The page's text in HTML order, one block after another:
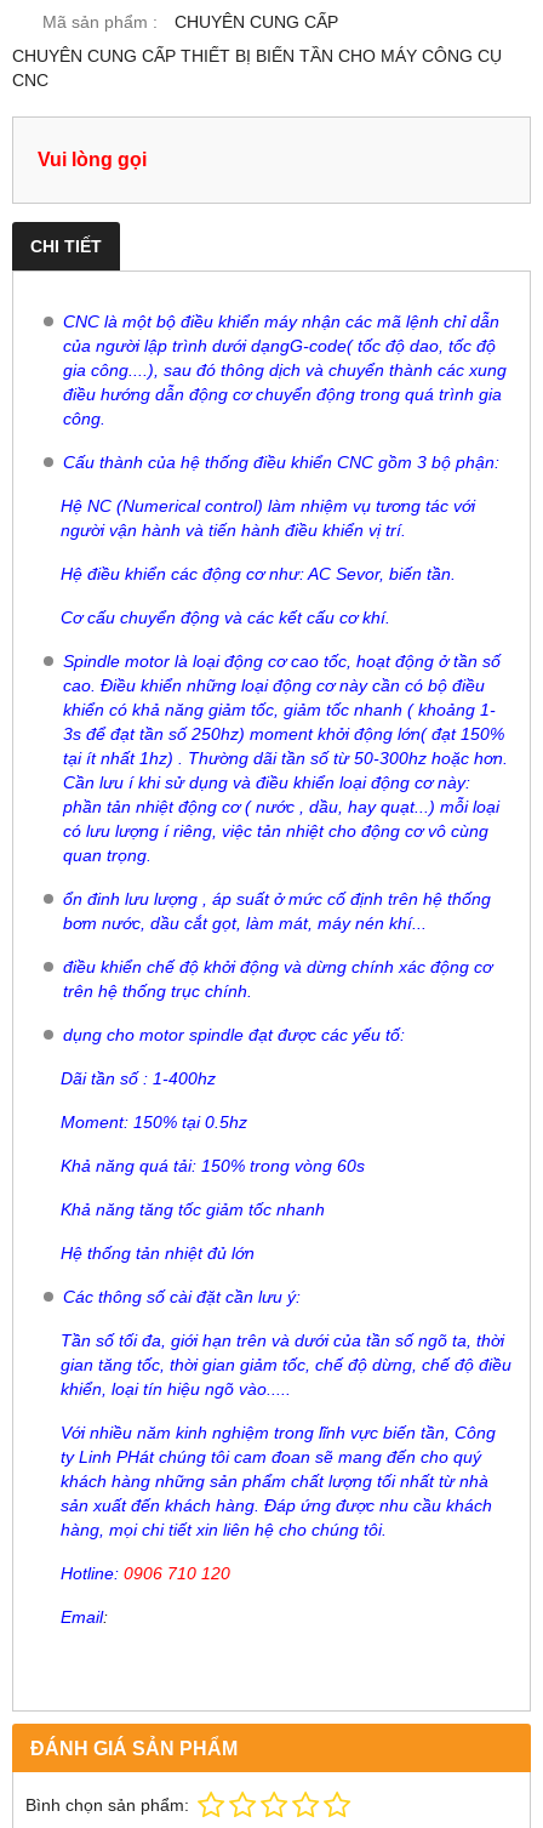
Mã sản phẩm :
CHUYÊN CUNG CẤP
CHUYÊN CUNG CẤP THIẾT BỊ BIẾN TẦN CHO MÁY CÔNG CỤ
CNC
Vui lòng gọi
CHI TIẾT
CNC là một bộ điều khiển máy nhận các mã lệnh chỉ dẫn
của người lập trình dưới dạngG-code( tốc độ dao, tốc độ
gia công....), sau đó thông dịch và chuyển thành các xung
điều hướng dẫn động cơ chuyển động trong quá trình gia
công.
Cấu thành của hệ thống điều khiển CNC gồm 3 bộ phận:
Hệ NC (Numerical control) làm nhiệm vụ tương tác với
người vận hành và tiến hành điều khiển vị trí.
Hệ điều khiển các động cơ như: AC Sevor, biến tần.
Cơ cấu chuyển động và các kết cấu cơ khí.
Spindle motor là loại động cơ cao tốc, hoạt động ở tần số
cao. Điều khiển những loại động cơ này cần có bộ điều
khiển có khả năng giảm tốc, giảm tốc nhanh ( khoảng 1-
3s để đạt tần số 250hz) moment khởi động lớn( đạt 150%
tại ít nhất 1hz) . Thường dãi tần số từ 50-300hz hoặc hơn.
Cần lưu í khi sử dụng và điều khiển loại động cơ này:
phần tản nhiệt động cơ ( nước , dầu, hay quạt...) mỗi loại
có lưu lượng í riêng, việc tản nhiệt cho động cơ vô cùng
quan trọng.
ổn đinh lưu lượng , áp suất ở mức cố định trên hệ thống
bơm nước, dầu cắt gọt, làm mát, máy nén khí...
điều khiển chế độ khởi động và dừng chính xác động cơ
trên hệ thống trục chính.
dụng cho motor spindle đạt được các yếu tố:
Dãi tần số : 1-400hz
Moment: 150% tại 0.5hz
Khả năng quá tải: 150% trong vòng 60s
Khả năng tăng tốc giảm tốc nhanh
Hệ thống tản nhiệt đủ lớn
Các thông số cài đặt cần lưu ý:
Tần số tối đa, giới hạn trên và dưới của tần số ngõ ta, thời
gian tăng tốc, thời gian giảm tốc, chế độ dừng, chế độ điều
khiển, loại tín hiệu ngõ vào.....
Với nhiều năm kinh nghiệm trong lĩnh vực biến tần, Công
ty Linh PHát chúng tôi cam đoan sẽ mang đến cho quý
khách hàng những sản phẩm chất lượng tối nhất từ nhà
sản xuất đến khách hàng. Đáp ứng được nhu cầu khách
hàng, mọi chi tiết xin liên hệ cho chúng tôi.
Hotline: 0906 710 120
Email:
ĐÁNH GIÁ SẢN PHẨM
Bình chọn sản phẩm: